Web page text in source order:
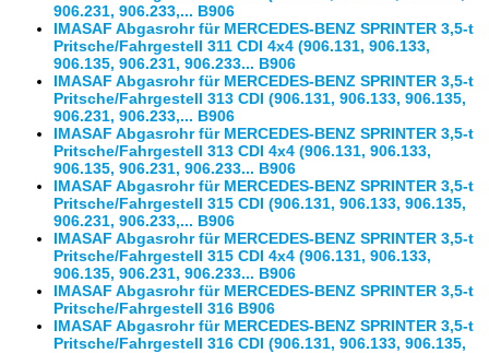
906.231, 906.233,... B906
IMASAF Abgasrohr für MERCEDES-BENZ SPRINTER 3,5-t
Pritsche/Fahrgestell 311 CDI 4x4 (906.131, 906.133,
906.135, 906.231, 906.233... B906
IMASAF Abgasrohr für MERCEDES-BENZ SPRINTER 3,5-t
Pritsche/Fahrgestell 313 CDI (906.131, 906.133, 906.135,
906.231, 906.233,... B906
IMASAF Abgasrohr für MERCEDES-BENZ SPRINTER 3,5-t
Pritsche/Fahrgestell 313 CDI 4x4 (906.131, 906.133,
906.135, 906.231, 906.233... B906
IMASAF Abgasrohr für MERCEDES-BENZ SPRINTER 3,5-t
Pritsche/Fahrgestell 315 CDI (906.131, 906.133, 906.135,
906.231, 906.233,... B906
IMASAF Abgasrohr für MERCEDES-BENZ SPRINTER 3,5-t
Pritsche/Fahrgestell 315 CDI 4x4 (906.131, 906.133,
906.135, 906.231, 906.233... B906
IMASAF Abgasrohr für MERCEDES-BENZ SPRINTER 3,5-t
Pritsche/Fahrgestell 316 B906
IMASAF Abgasrohr für MERCEDES-BENZ SPRINTER 3,5-t
Pritsche/Fahrgestell 316 CDI (906.131, 906.133, 906.135,